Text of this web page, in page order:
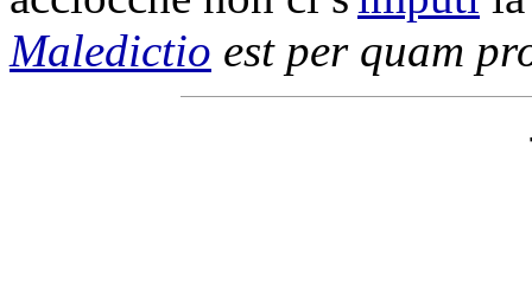
Maledictio est per quam